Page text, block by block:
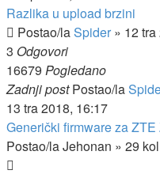
Razlika u upload brzini
Postao/laSpider » 12
3 Odgovori
16679 Pogledano
Zadnji postPostao/la
13 tra 2018, 16:17
Generički firmware za
Postao/laJehonan » 29